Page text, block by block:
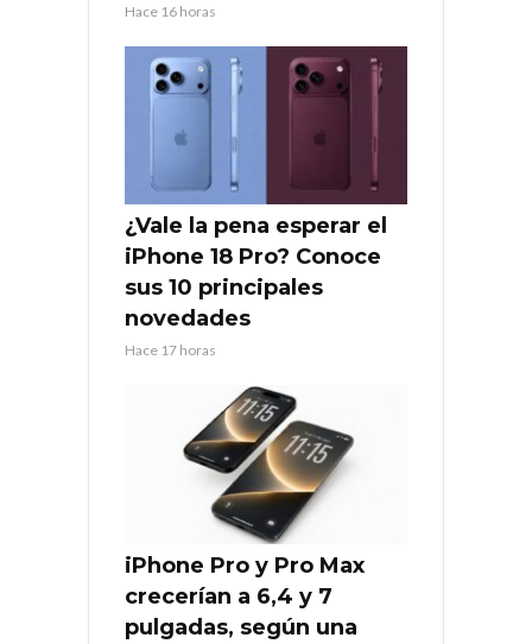
Hace 16 horas
¿Vale la pena esperar el
iPhone 18 Pro? Conoce
sus 10 principales
novedades
Hace 17 horas
iPhone Pro y Pro Max
crecerían a 6,4 y 7
pulgadas, según una